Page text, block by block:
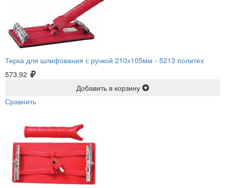
Терка для шлифования с ручкой 210х105мм - 5213 политех
573.92
Добавить в корзину
Сравнить